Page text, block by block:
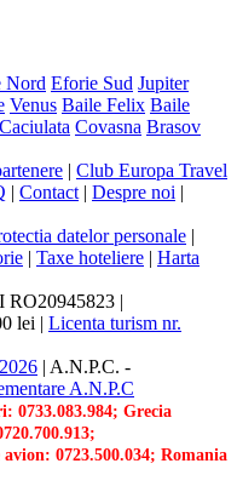
Nord Eforie Sud Jupiter
Venus Baile Felix Baile
Covasna Brasov
| Club Europa Travel
| Contact | Despre noi |
datelor personale |
| Taxe hoteliere | Harta
RO20945823 |
lei | Licenta turism nr.
| A.N.P.C. -
A.N.P.C
0733.083.984; Grecia
0723.500.034; Romania